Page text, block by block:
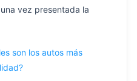
vez presentada la
son los autos más